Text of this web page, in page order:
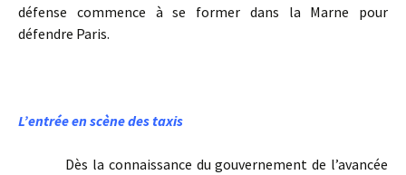
défense commence à se former dans la Marne pour
défendre Paris.
L’entrée en scène des taxis
Dès la connaissance du gouvernement de l’avancée